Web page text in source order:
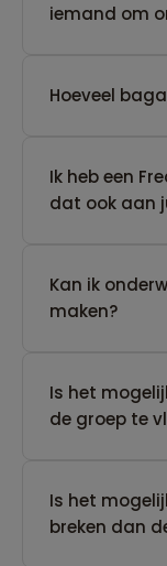
iemand om
Hoeveel
Ik heb een
dat ook aan
Kan ik
maken?
Is het
de groep te
Is het
breken dan